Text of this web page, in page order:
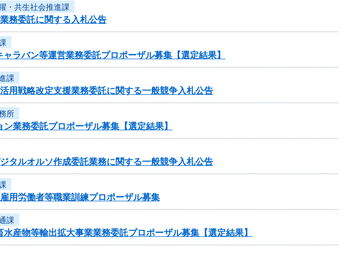
・共生社会推進課
務委託に関する入札公告
ラバン等運営業務委託プロポーザル募集【選定結果】
課
用戦略改定支援業務委託に関する一般競争入札公告
所
業務委託プロポーザル募集【選定結果】
タルオルソ作成委託業務に関する一般競争入札公告
用労働者等職業訓練プロポーザル募集
課
産物等輸出拡大事業業務委託プロポーザル募集【選定結果】